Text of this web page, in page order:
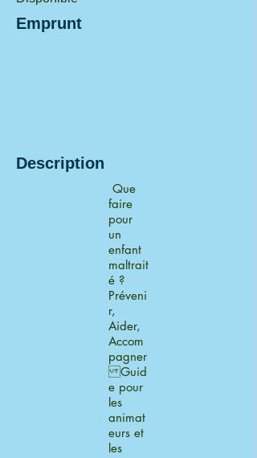
Emprunt
Description
Que
faire
pour
un
enfant
maltrait
é ?
Préveni
r,
Aider,
Accom
pagner
Guid
e pour
les
animat
eurs et
les